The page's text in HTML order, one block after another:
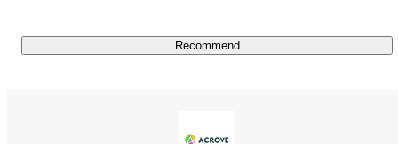
両事業間のシナジー効果による顧客貢献性の高いサービス
Recommend